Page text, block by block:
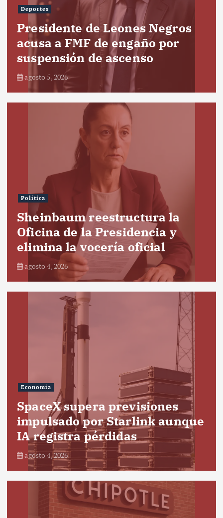
Deportes
Presidente de Leones Negros
acusa a FMF de engaño por
suspensión de ascenso
agosto 5, 2026
Política
Sheinbaum reestructura la
Oficina de la Presidencia y
elimina la vocería oficial
agosto 4, 2026
Economía
SpaceX supera previsiones
impulsado por Starlink aunque
IA registra pérdidas
agosto 4, 2026